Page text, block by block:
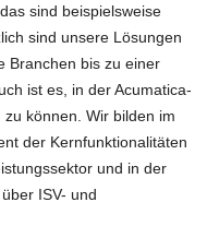
sind beispielsweise
sind unsere Lösungen
Branchen bis zu einer
ist es, in der Acumatica-
können. Wir bilden im
der Kernfunktionalitäten
und in der
ISV- und